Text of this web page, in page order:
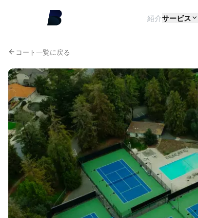
紹介サービス
コート一覧に戻る